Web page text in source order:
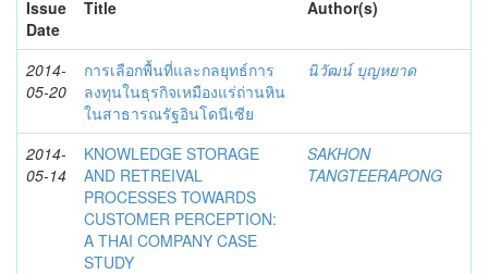
Issue
Date
Title Author(s)
2014-
05-20
การเลือกพื้นที่และกลยุทธ์การ
ลงทุนในธุรกิจเหมืองแร่ถ่านหิน
ในสาธารณรัฐอินโดนีเซีย
นิวัฒน์ บุญหยาด
2014-
05-14
KNOWLEDGE STORAGE
AND RETREIVAL
PROCESSES TOWARDS
CUSTOMER PERCEPTION:
A THAI COMPANY CASE
STUDY
SAKHON
TANGTEERAPONG